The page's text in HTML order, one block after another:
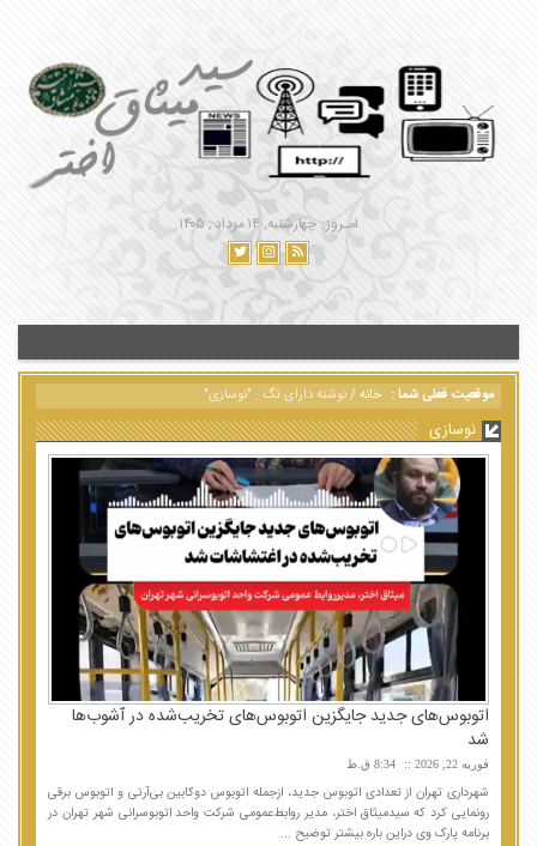
امـروز : چهارشنبه, ۱۴ مرداد , ۱۴۰۵
موقعیت فعلی شما : خانه/نوشته دارای تگ : "نوسازی"
نوسازی
اتوبوس‌های جدید جایگزین اتوبوس‌های تخریب‌شده در آشوب‌ها
شد
فوریه 22, 2026 8:34 ق.ظ
شهرداری تهران از تعدادی اتوبوس جدید، ازجمله اتوبوس دوکابین بی‌آرتی و اتوبوس برقی
رونمایی کرد که سیدمیثاق اختر، مدیر روابط‌عمومی شرکت واحد اتوبوسرانی شهر تهران در
برنامه پارک وی دراین باره بیشتر توضیح ...